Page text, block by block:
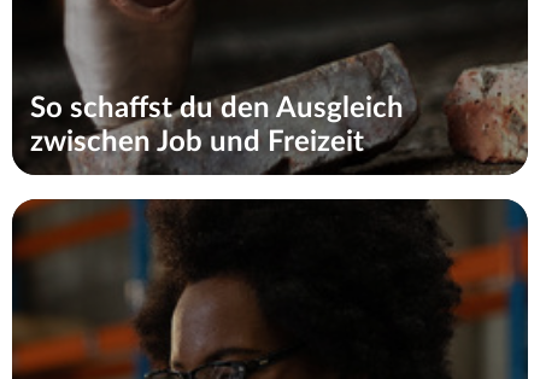
So schaffst du den Ausgleich
zwischen Job und Freizeit